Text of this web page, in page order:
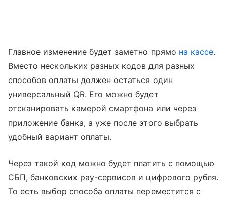
Главное изменение будет заметно прямо на кассе.
Вместо нескольких разных кодов для разных
способов оплаты должен остаться один
универсальный QR. Его можно будет
отсканировать камерой смартфона или через
приложение банка, а уже после этого выбрать
удобный вариант оплаты.
Через такой код можно будет платить с помощью
СБП, банковских pay-сервисов и цифрового рубля.
То есть выбор способа оплаты переместится с